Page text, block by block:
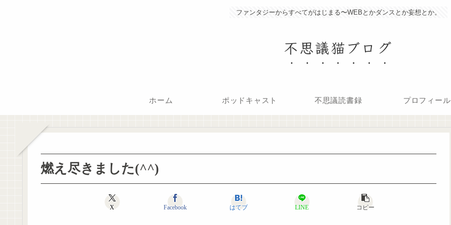
ファンタジーからすべてがはじまる〜WEBとかダンスとか妄想とか。
不思議猫ブログ
ホーム ポッドキャスト 不思議読書録 プロフィール
燃え尽きました(^^)
X Facebook はてブ LINE コピー